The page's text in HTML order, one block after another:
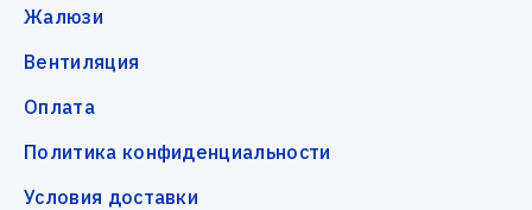
Жалюзи
Вентиляция
Оплата
Политика конфиденциальности
Условия доставки